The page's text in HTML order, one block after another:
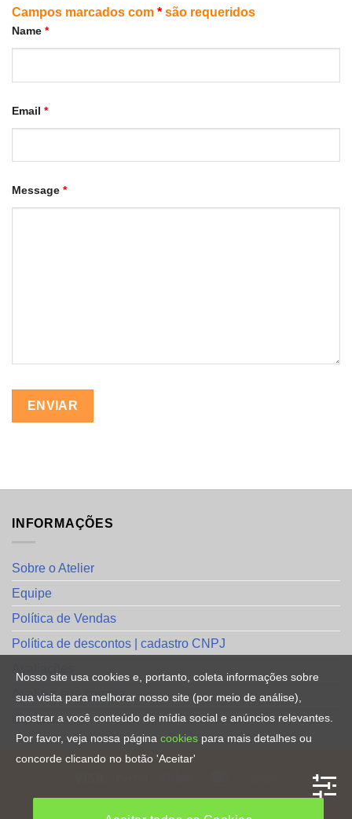
Campos marcados com * são requeridos
Name *
Email *
Message *
INFORMAÇÕES
Sobre o Atelier
Equipe
Política de Vendas
Política de descontos | cadastro CNPJ
Avalie a sua compra
Contato
Nosso site usa cookies e, portanto, coleta informações sobre
sua visita para melhorar nosso site (por meio de análise),
mostrar a você conteúdo de mídia social e anúncios relevantes.
Por favor, veja nossa página cookies para mais detalhes ou
concorde clicando no botão 'Aceitar'